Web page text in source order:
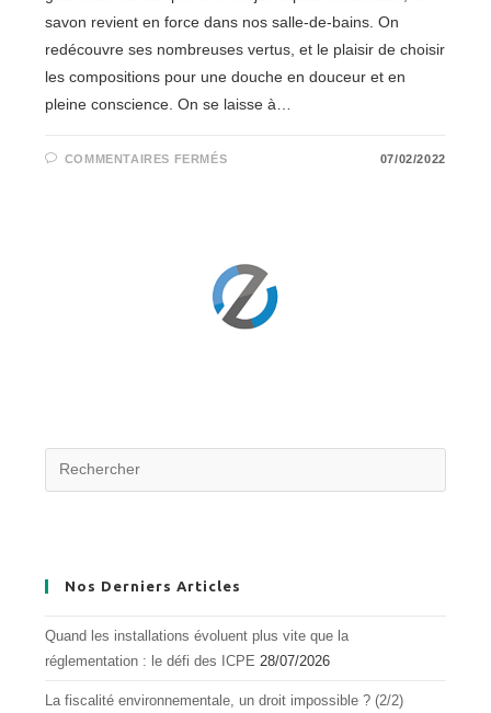
savon revient en force dans nos salle-de-bains. On
redécouvre ses nombreuses vertus, et le plaisir de choisir
les compositions pour une douche en douceur et en
pleine conscience. On se laisse à…
COMMENTAIRES FERMÉSSUR
LE
CORPS,
LA
PLANÈTE
ET
07/02/2022
Nos Derniers Articles
Quand les installations évoluent plus vite que la
réglementation : le défi des ICPE 28/07/2026
La fiscalité environnementale, un droit impossible ? (2/2)